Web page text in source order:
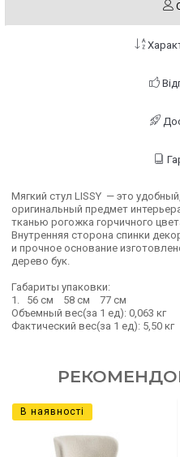
Мягкий стул LISSY — это
оригинальный предмет
тканью рогожка горчичного
Внутренняя сторона спинки
и прочное основание
дерево бук.
Габариты упаковки:
1. 56 см 58 см 77 см
Объемный вес(за 1 ед): 0,063 кг
Фактический вес(за 1 ед): 5,50 кг
В наявності